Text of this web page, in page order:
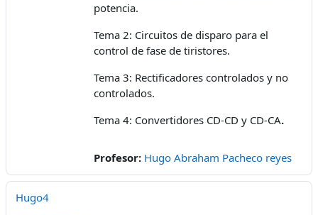
potencia.
Tema 2: Circuitos de disparo para el
control de fase de tiristores.
Tema 3: Rectificadores controlados y no
controlados.
Tema 4: Convertidores CD-CD y CD-CA.
Profesor: Hugo Abraham Pacheco reyes
Hugo4